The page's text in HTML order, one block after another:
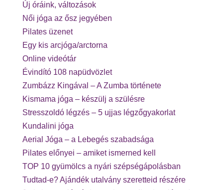
Új óráink, változások
Női jóga az ősz jegyében
Pilates üzenet
Egy kis arcjóga/arctorna
Online videótár
Évindító 108 napüdvözlet
Zumbázz Kingával – A Zumba története
Kismama jóga – készülj a szülésre
Stresszoldó légzés – 5 ujjas légzőgyakorlat
Kundalini jóga
Aerial Jóga – a Lebegés szabadsága
Pilates előnyei – amiket ismerned kell
TOP 10 gyümölcs a nyári szépségápolásban
Tudtad-e? Ajándék utalvány szeretteid részére